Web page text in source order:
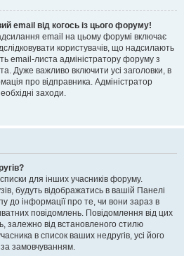
email від когось із цього форуму!
email на цьому форумі включає
користувачів, що надсилають
email-листа адміністратору форуму з
Дуже важливо включити усі заголовки, в
про відправника. Адміністратор
заходи.
для інших учасників форуму.
будуть відображатись в вашій Панелі
до інформації про те, чи вони зараз в
повідомлень. Повідомлення від цих
залежно від встановленого стилю
в список ваших недругів, усі його
замовчуванням.